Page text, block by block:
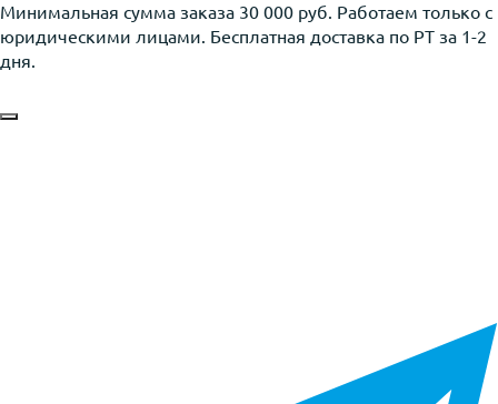
Минимальная сумма заказа 30 000 руб. Работаем только с
юридическими лицами. Бесплатная доставка по РТ за 1-2
дня.